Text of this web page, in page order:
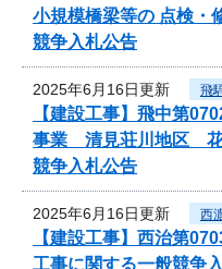
小規模橋梁等の 点検・
競争入札公告
2025年6月16日更新 飛
【建設工事】飛中第
事業 清見荘川地区 花
競争入札公告
2025年6月16日更新 西
【建設工事】西治第
工事に関する一般競争